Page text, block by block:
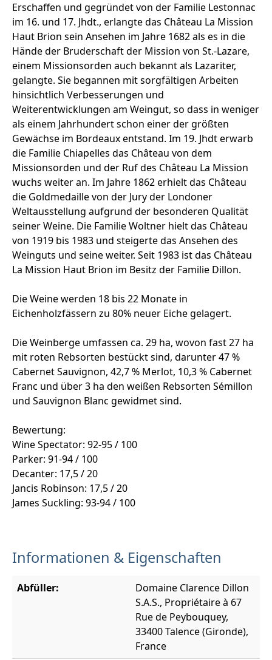
Erschaffen und gegründet von der Familie Lestonnac
im 16. und 17. Jhdt., erlangte das Château La Mission
Haut Brion sein Ansehen im Jahre 1682 als es in die
Hände der Bruderschaft der Mission von St.-Lazare,
einem Missionsorden auch bekannt als Lazariter,
gelangte. Sie begannen mit sorgfältigen Arbeiten
hinsichtlich Verbesserungen und
Weiterentwicklungen am Weingut, so dass in weniger
als einem Jahrhundert schon einer der größten
Gewächse im Bordeaux entstand. Im 19. Jhdt erwarb
die Familie Chiapelles das Château von dem
Missionsorden und der Ruf des Château La Mission
wuchs weiter an. Im Jahre 1862 erhielt das Château
die Goldmedaille von der Jury der Londoner
Weltausstellung aufgrund der besonderen Qualität
seiner Weine. Die Familie Woltner hielt das Château
von 1919 bis 1983 und steigerte das Ansehen des
Weinguts und seine weiter. Seit 1983 ist das Château
La Mission Haut Brion im Besitz der Familie Dillon.
Die Weine werden 18 bis 22 Monate in
Eichenholzfässern zu 80% neuer Eiche gelagert.
Die Weinberge umfassen ca. 29 ha, wovon fast 27 ha
mit roten Rebsorten bestückt sind, darunter 47 %
Cabernet Sauvignon, 42,7 % Merlot, 10,3 % Cabernet
Franc und über 3 ha den weißen Rebsorten Sémillon
und Sauvignon Blanc gewidmet sind.
Bewertung:
Wine Spectator: 92-95 / 100
Parker: 91-94 / 100
Decanter: 17,5 / 20
Jancis Robinson: 17,5 / 20
James Suckling: 93-94 / 100
Informationen & Eigenschaften
Abfüller:
Domaine Clarence Dillon
S.A.S., Propriétaire à 67
Rue de Peybouquey,
33400 Talence (Gironde),
France